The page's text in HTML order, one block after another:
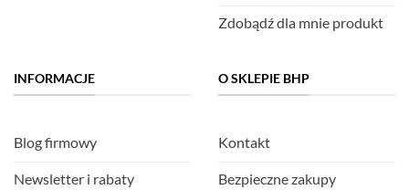
Zdobądź dla mnie produkt
INFORMACJE
Blog firmowy
Newsletter i rabaty
O SKLEPIE BHP
Kontakt
Bezpieczne zakupy